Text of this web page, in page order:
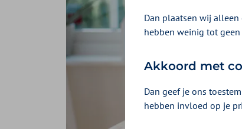
Dan plaatsen wij
hebben weinig tot
Akkoord met
Dan geef je ons
hebben invloed op je